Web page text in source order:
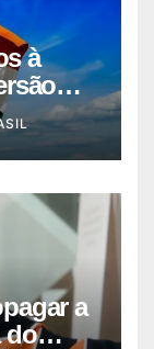
à
a
do